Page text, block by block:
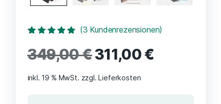
4.67von 5,
basierend
(3 Kundenrezensionen)
349,00€311,00€
inkl. 19 % MwSt. zzgl. Lieferkosten